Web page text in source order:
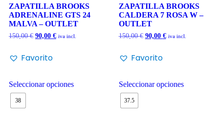
ZAPATILLA BROOKS
ADRENALINE GTS 24
MALVA – OUTLET
150,00€ 90,00 € iva incl.
Favorito
Seleccionar opciones
38
ZAPATILLA BROOKS
CALDERA 7 ROSA W –
OUTLET
150,00€ 90,00 € iva incl.
Favorito
Seleccionar opciones
37.5